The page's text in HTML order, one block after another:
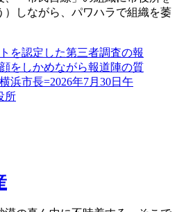
しながら、パワハラで組織を萎